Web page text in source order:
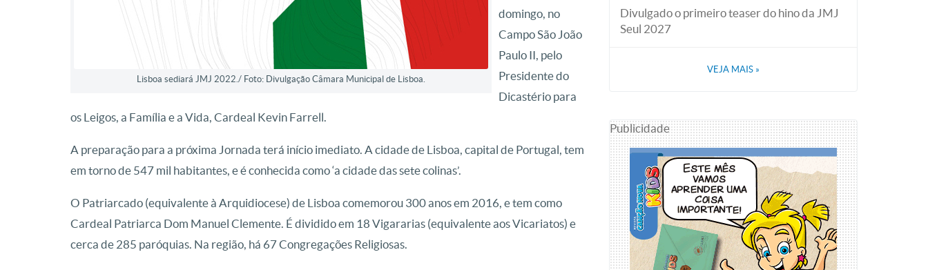
Lisboa sediará JMJ 2022./ Foto: Divulgação Câmara Municipal de Lisboa.
domingo, no
Campo São João
Paulo II, pelo
Presidente do
Dicastério para
os Leigos, a Família e a Vida, Cardeal Kevin Farrell.
A preparação para a próxima Jornada terá início imediato. A cidade de Lisboa, capital de Portugal, tem
em torno de 547 mil habitantes, e é conhecida como ‘a cidade das sete colinas’.
O Patriarcado (equivalente à Arquidiocese) de Lisboa comemorou 300 anos em 2016, e tem como
Cardeal Patriarca Dom Manuel Clemente. É dividido em 18 Vigararias (equivalente aos Vicariatos) e
cerca de 285 paróquias. Na região, há 67 Congregações Religiosas.
Divulgado o primeiro teaser do hino da JMJ
Seul 2027
VEJA MAIS »
Publicidade